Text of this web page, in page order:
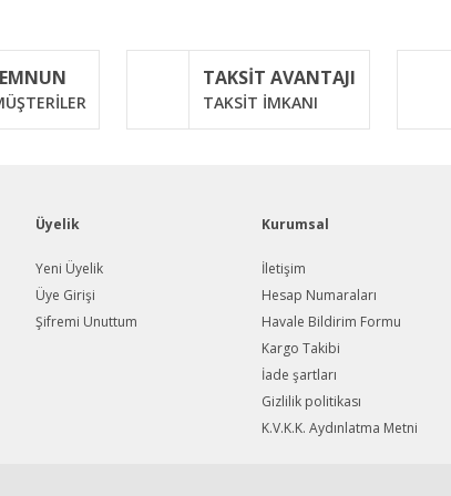
Yorum Yaz
Gönder
TAKSİT AVANTAJI
TAKSİT İMKANI
Üyelik
Yeni Üyelik
Üye Girişi
Şifremi Unuttum
Kurumsal
İletişim
Hesap Numaraları
Havale Bildirim Formu
Kargo Takibi
İade şartları
Gizlilik politikası
K.V.K.K. Aydınlatma Metni